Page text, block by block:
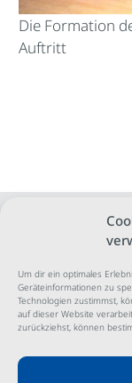
Um dir ein optimales
Geräteinformationen zu
Technologien zustimmst,
auf dieser Website
zurückziehst, können
Die Formation
Auftritt